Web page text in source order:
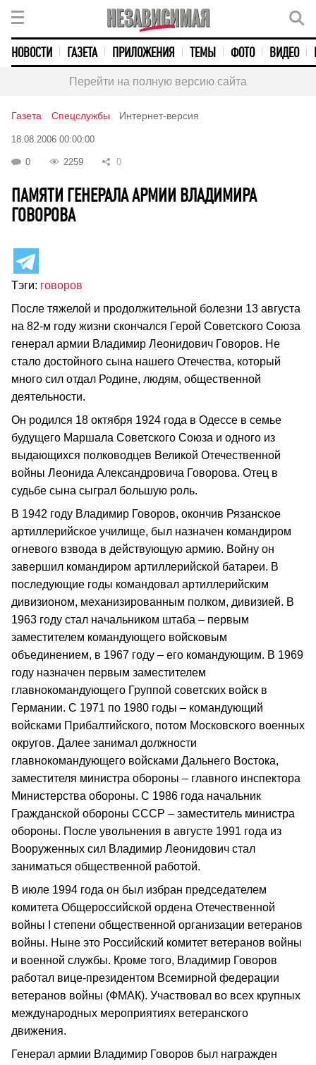
НОВОСТИ ГАЗЕТА ПРИЛОЖЕНИЯ ТЕМЫ ФОТО ВИДЕО
Перейти на полную версию сайта
Газета Спецслужбы Интернет-версия
18.08.2006 00:00:00
0 2259 0
ПАМЯТИ ГЕНЕРАЛА АРМИИ ВЛАДИМИРА
ГОВОРОВА
Тэги: говоров
После тяжелой и продолжительной болезни 13 августа
на 82-м году жизни скончался Герой Советского Союза
генерал армии Владимир Леонидович Говоров. Не
стало достойного сына нашего Отечества, который
много сил отдал Родине, людям, общественной
деятельности.
Он родился 18 октября 1924 года в Одессе в семье
будущего Маршала Советского Союза и одного из
выдающихся полководцев Великой Отечественной
войны Леонида Александровича Говорова. Отец в
судьбе сына сыграл большую роль.
В 1942 году Владимир Говоров, окончив Рязанское
артиллерийское училище, был назначен командиром
огневого взвода в действующую армию. Войну он
завершил командиром артиллерийской батареи. В
последующие годы командовал артиллерийским
дивизионом, механизированным полком, дивизией. В
1963 году стал начальником штаба – первым
заместителем командующего войсковым
объединением, в 1967 году – его командующим. В 1969
году назначен первым заместителем
главнокомандующего Группой советских войск в
Германии. С 1971 по 1980 годы – командующий
войсками Прибалтийского, потом Московского военных
округов. Далее занимал должности
главнокомандующего войсками Дальнего Востока,
заместителя министра обороны – главного инспектора
Министерства обороны. С 1986 года начальник
Гражданской обороны СССР – заместитель министра
обороны. После увольнения в августе 1991 года из
Вооруженных сил Владимир Леонидович стал
заниматься общественной работой.
В июле 1994 года он был избран председателем
комитета Общероссийской ордена Отечественной
войны I степени общественной организации ветеранов
войны. Ныне это Российский комитет ветеранов войны
и военной службы. Кроме того, Владимир Говоров
работал вице-президентом Всемирной федерации
ветеранов войны (ФМАК). Участвовал во всех крупных
международных мероприятиях ветеранского
движения.
Генерал армии Владимир Говоров был награжден